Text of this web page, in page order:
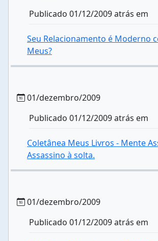
Publicado 01/12/2009 atrás em
Seu Relacionamento é Moderno
Meus?
01/dezembro/2009
Publicado 01/12/2009 atrás em
Coletânea Meus Livros - Mente
Assassino à solta.
01/dezembro/2009
Publicado 01/12/2009 atrás em